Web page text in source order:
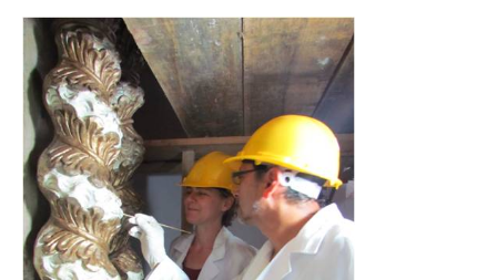
Convocatorias
Becas
Alta Formación
Para las empresas
Registro de proveedores
Contratos/Acuerdos/Grant